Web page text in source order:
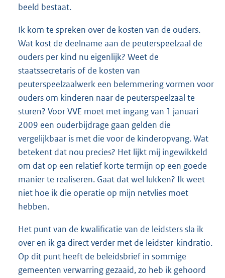
beeld bestaat.
Ik kom te spreken over de kosten van de ouders.
Wat kost de deelname aan de peuterspeelzaal de
ouders per kind nu eigenlijk? Weet de
staatssecretaris of de kosten van
peuterspeelzaalwerk een belemmering vormen voor
ouders om kinderen naar de peuterspeelzaal te
sturen? Voor VVE moet met ingang van 1 januari
2009 een ouderbijdrage gaan gelden die
vergelijkbaar is met die voor de kinderopvang. Wat
betekent dat nou precies? Het lijkt mij ingewikkeld
om dat op een relatief korte termijn op een goede
manier te realiseren. Gaat dat wel lukken? Ik weet
niet hoe ik die operatie op mijn netvlies moet
hebben.
Het punt van de kwalificatie van de leidsters sla ik
over en ik ga direct verder met de leidster-kindratio.
Op dit punt heeft de beleidsbrief in sommige
gemeenten verwarring gezaaid, zo heb ik gehoord